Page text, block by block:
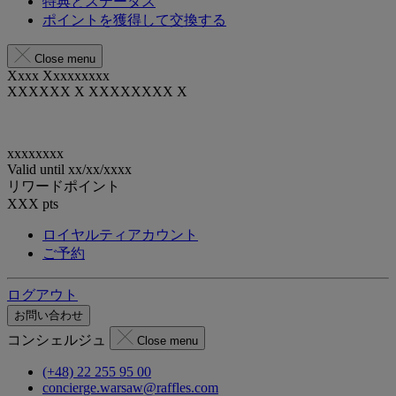
ポイントを獲得して交換する
Close menu
Xxxx Xxxxxxxxx
XXXXXX X XXXXXXXX X
xxxxxxxx
Valid until xx/xx/xxxx
リワードポイント
XXX pts
ロイヤルティアカウント
ご予約
ログアウト
お問い合わせ
コンシェルジュ Close menu
(+48) 22 255 95 00
concierge.warsaw@raffles.com